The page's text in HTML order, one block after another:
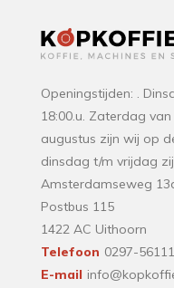
Openingstijden: .
18:00.u. Zaterdag van
augustus zijn wij op
dinsdag t/m vrijdag
Amsterdamseweg
Postbus 115
1422 AC Uithoorn
Telefoon 0297-
E-mail